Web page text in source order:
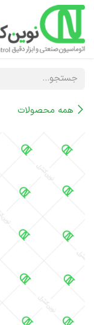
صرف نظر و مشاهده محتوا
همه محصولات